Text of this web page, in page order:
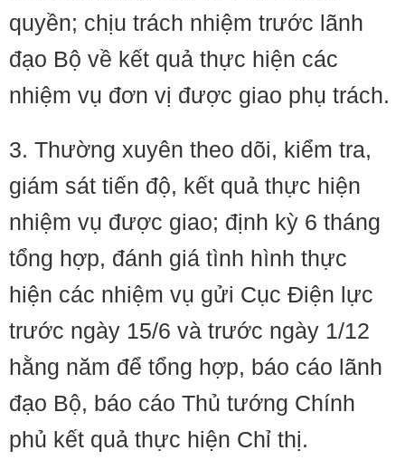
quyền; chịu trách nhiệm trước lãnh
đạo Bộ về kết quả thực hiện các
nhiệm vụ đơn vị được giao phụ trách.
3. Thường xuyên theo dõi, kiểm tra,
giám sát tiến độ, kết quả thực hiện
nhiệm vụ được giao; định kỳ 6 tháng
tổng hợp, đánh giá tình hình thực
hiện các nhiệm vụ gửi Cục Điện lực
trước ngày 15/6 và trước ngày 1/12
hằng năm để tổng hợp, báo cáo lãnh
đạo Bộ, báo cáo Thủ tướng Chính
phủ kết quả thực hiện Chỉ thị.